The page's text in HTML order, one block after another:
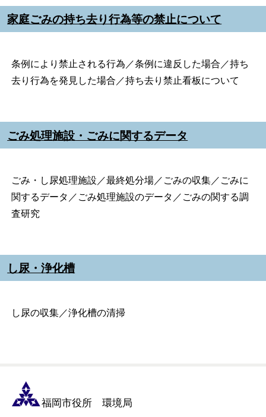
家庭ごみの持ち去り行為等の禁止について
条例により禁止される行為／条例に違反した場合／持ち
去り行為を発見した場合／持ち去り禁止看板について
ごみ処理施設・ごみに関するデータ
ごみ・し尿処理施設／最終処分場／ごみの収集／ごみに
関するデータ／ごみ処理施設のデータ／ごみの関する調
査研究
し尿・浄化槽
し尿の収集／浄化槽の清掃
福岡市役所 環境局